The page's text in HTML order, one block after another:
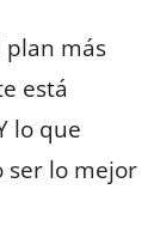
plan más
está
lo que
ser lo mejor